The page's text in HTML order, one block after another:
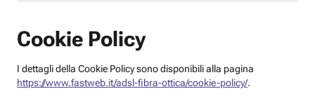
Cookie Policy
I dettagli della Cookie Policy sono disponibili alla pagina
https://www.fastweb.it/adsl-fibra-ottica/cookie-policy/.